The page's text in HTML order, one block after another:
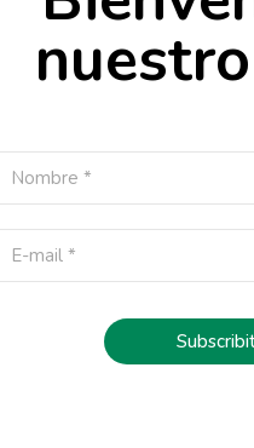
de aire se
fuente de
diseñados con
eficiente. Si al motor
las fallas
fallas e incluso
de cuidado que
que este
permanente de
funcionamiento de